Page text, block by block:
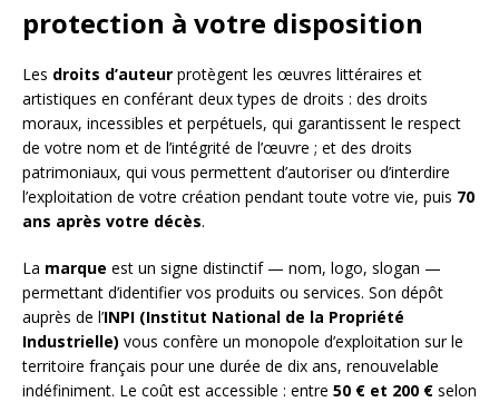
protection à votre disposition
Les droits d’auteur protègent les œuvres littéraires et
artistiques en conférant deux types de droits : des droits
moraux, incessibles et perpétuels, qui garantissent le respect
de votre nom et de l’intégrité de l’œuvre ; et des droits
patrimoniaux, qui vous permettent d’autoriser ou d’interdire
l’exploitation de votre création pendant toute votre vie, puis 70
ans après votre décès.
La marque est un signe distinctif — nom, logo, slogan —
permettant d’identifier vos produits ou services. Son dépôt
auprès de l’INPI (Institut National de la Propriété
Industrielle) vous confère un monopole d’exploitation sur le
territoire français pour une durée de dix ans, renouvelable
indéfiniment. Le coût est accessible : entre 50 € et 200 € selon